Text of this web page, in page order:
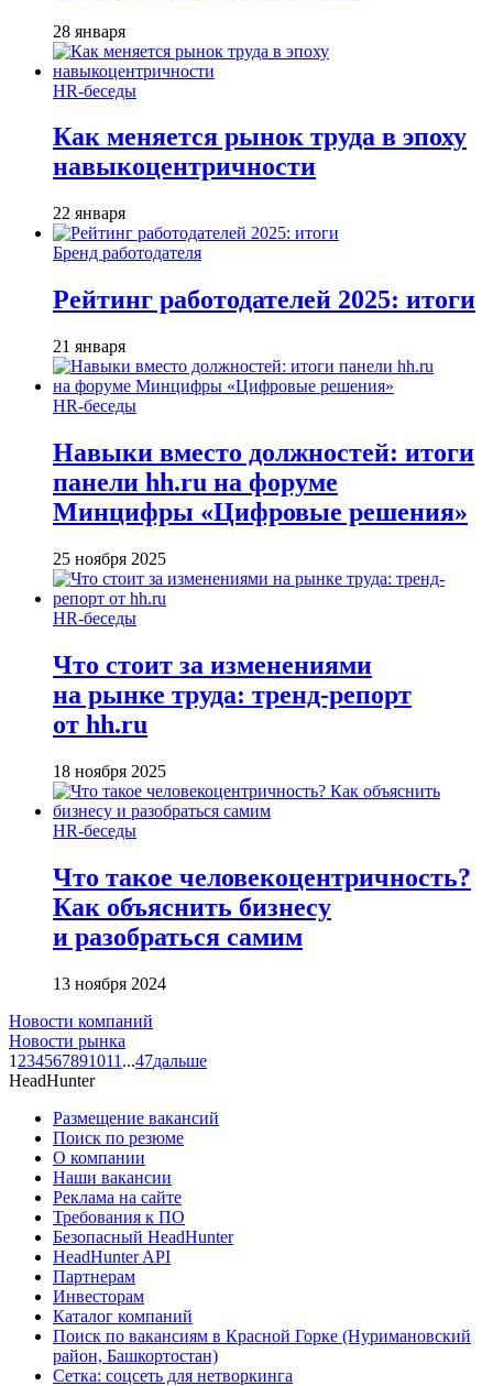
28 января
HR-беседы
Как меняется рынок труда в эпоху
навыкоцентричности
22 января
Бренд работодателя
Рейтинг работодателей 2025: итоги
21 января
HR-беседы
Навыки вместо должностей: итоги
панели hh.ru на форуме
Минцифры «Цифровые решения»
25 ноября 2025
HR-беседы
Что стоит за изменениями
на рынке труда: тренд-репорт
от hh.ru
18 ноября 2025
HR-беседы
Что такое человеко­центричность?
Как объяснить бизнесу
и разобраться самим
13 ноября 2024
Новости компаний
Новости рынка
1 234567891011 ...47дальше
HeadHunter
Размещение вакансий
Поиск по резюме
О компании
Наши вакансии
Реклама на сайте
Требования к ПО
Безопасный HeadHunter
HeadHunter API
Партнерам
Инвесторам
Каталог компаний
Поиск по вакансиям в Красной Горке (Нуримановский
район, Башкортостан)
Сетка: соцсеть для нетворкинга